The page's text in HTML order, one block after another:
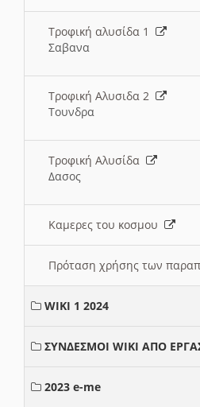
Τροφική αλυσίδα 1
Σαβανα
Τροφική Αλυσιδα 2
Τουνδρα
Τροφική Αλυσίδα
Δασος
Καμερες του κοσμου
Πρόταση χρήσης των
WIKI 1 2024
ΣΥΝΔΕΣΜΟΙ WIKI ΑΠΟ
2023 e-me